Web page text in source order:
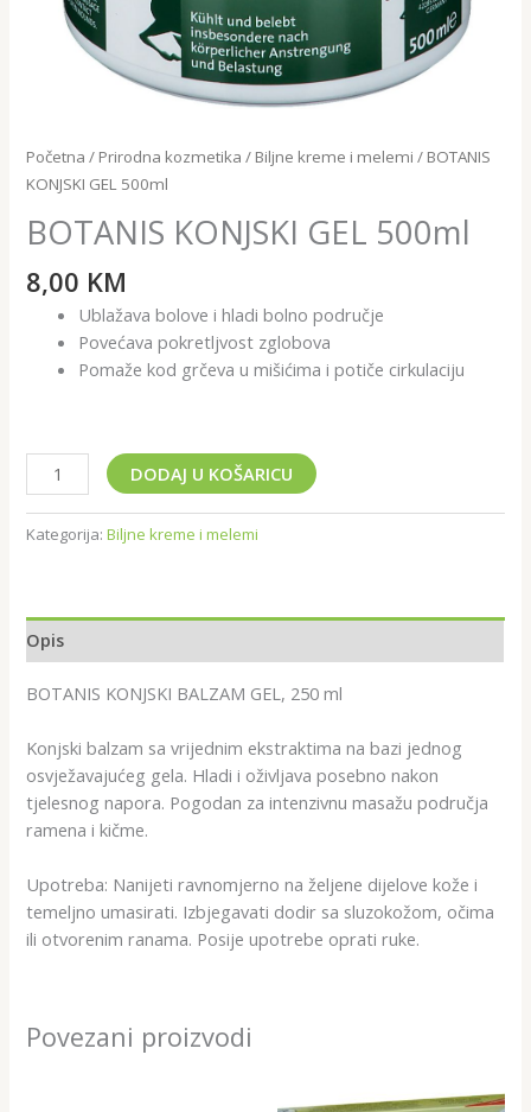
Početna / Prirodna kozmetika / Biljne kreme i melemi / BOTANIS
KONJSKI GEL 500ml
BOTANIS KONJSKI GEL 500ml
8,00 KM
Ublažava bolove i hladi bolno područje
Povećava pokretljvost zglobova
Pomaže kod grčeva u mišićima i potiče cirkulaciju
DODAJ U KOŠARICU
Kategorija:Biljne kreme i melemi
Opis
BOTANIS KONJSKI BALZAM GEL, 250 ml
Konjski balzam sa vrijednim ekstraktima na bazi jednog
osvježavajućeg gela. Hladi i oživljava posebno nakon
tjelesnog napora. Pogodan za intenzivnu masažu područja
ramena i kičme.
Upotreba: Nanijeti ravnomjerno na željene dijelove kože i
temeljno umasirati. Izbjegavati dodir sa sluzokožom, očima
ili otvorenim ranama. Posije upotrebe oprati ruke.
Povezani proizvodi